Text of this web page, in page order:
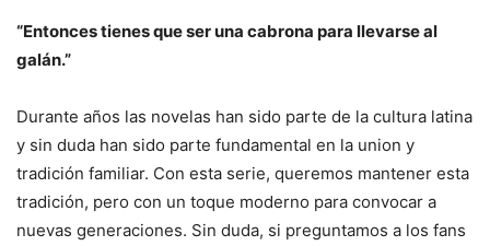
“Entonces tienes que ser una cabrona para llevarse al
galán.”
Durante años las novelas han sido parte de la cultura latina
y sin duda han sido parte fundamental en la union y
tradición familiar. Con esta serie, queremos mantener esta
tradición, pero con un toque moderno para convocar a
nuevas generaciones. Sin duda, si preguntamos a los fans